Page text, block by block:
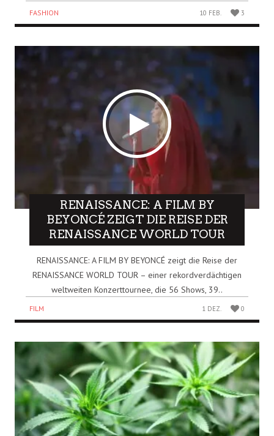
FASHION 10 FEB. 3
RENAISSANCE: A FILM BY
BEYONCÉ ZEIGT DIE REISE DER
RENAISSANCE WORLD TOUR
RENAISSANCE: A FILM BY BEYONCÉ zeigt die Reise der
RENAISSANCE WORLD TOUR – einer rekordverdächtigen
weltweiten Konzerttournee, die 56 Shows, 39..
FILM 1 DEZ. 0